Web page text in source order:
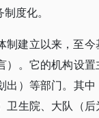
度化。
建立以来，至
。它的机构设
）等部门。其
生院、大队（